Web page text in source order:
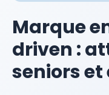
Marque
driven :
seniors